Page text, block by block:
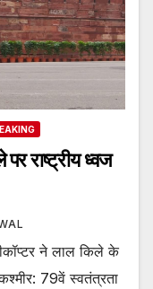
राष्ट्रीय ध्वज
ने लाल किले के
79वें स्वतंत्रता